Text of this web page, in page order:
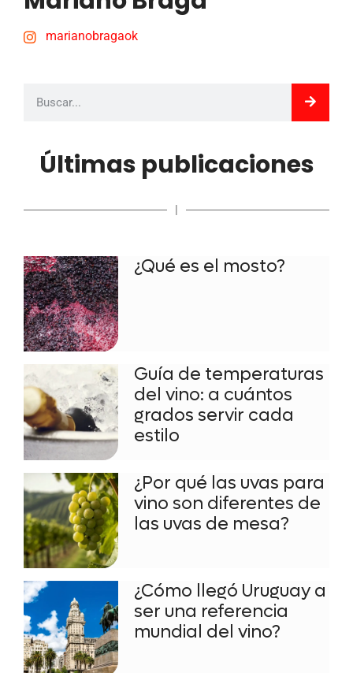
marianobragaok
Últimas publicaciones
|
¿Qué es el mosto?
Guía de temperaturas
del vino: a cuántos
grados servir cada
estilo
¿Por qué las uvas para
vino son diferentes de
las uvas de mesa?
¿Cómo llegó Uruguay a
ser una referencia
mundial del vino?